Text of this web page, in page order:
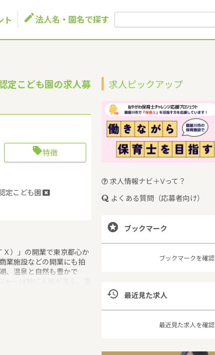
ト 法人名・園名で探す
定こども園の求人募
特徴
定こども園
）」の開業で東京都心か
業施設などの開業にも拍
、温泉と自然も豊かで
取り組みを行っていま
2.19となっています。
県家賃相場：6.0万円
求人ピックアップ
求人情報ナビ＋Vって？
よくある質問（応募者向け）
 ブックマーク
ブックマークを確認
 最近見た求人
最近見た求人を確認